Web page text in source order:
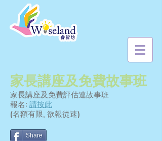
家長講座及免費故事班
家長講座及免費評估連故事班
報名: 請按此
(名額有限, 欲報從速)
Share